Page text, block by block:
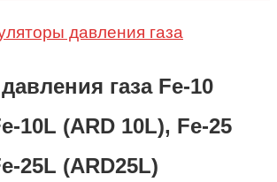
давления газа
газа Fe-10
10L (ARD 10L), Fe-25
25L (ARD25L)